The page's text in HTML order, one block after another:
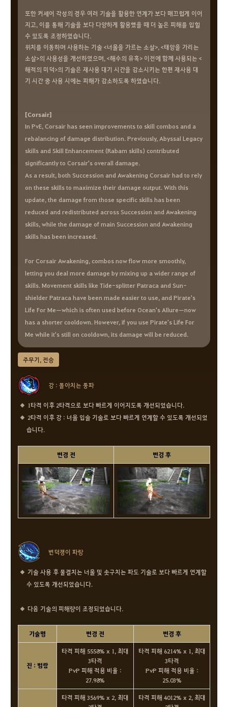
또한 커세어 각성의 경우 여러 기술을 활용한 연계가 보다 매끄럽게 이어
지고, 이를 통해 기술을 보다 다양하게 활용했을 때 더 높은 피해를 입힐
수 있도록 조정하였습니다.
위치를 이동하며 사용하는 기술 <너울을 가르는 소살>, <태앙을 가리는
소살>의 사용성을 개선하였으며, <해수의 유혹> 이전에 함께 사용되는 <
해적의 미덕>의 기술은 재사용 대기 시간을 감소시키는 한편 재사용 대
기 시간 중 사용 시에는 피해가 감소하도록 하였습니다.
[Corsair]
In PvE, Corsair has seen improvements to skill combos and a
rebalancing of damage distribution. Previously, Abyssal Legacy
skills and Skill Enhancement (Rabam skills) contributed
significantly to Corsair's overall damage.
As a result, both Succession and Awakening Corsair had to rely
on these skills to maximize their damage output. With this
update, the damage from those specific skills has been
reduced and redistributed across Succession and Awakening
skills, while the damage of main Succession and Awakening
skills has been increased.
For Corsair Awakening, combos now flow more smoothly,
letting you deal more damage by mixing up a wider range of
skills. Movement skills like Tide-splitter Patraca and Sun-
shielder Patraca have been made easier to use, and Pirate's
Life For Me—which is often used before Ocean's Allure—now
has a shorter cooldown. However, if you use Pirate's Life For
Me while it's still on cooldown, its damage will be reduced.
주무기, 전승
강 : 몰아치는 풍파
1타격 이후 2타격으로 보다 빠르게 이어지도록 개선되었습니다.
2타격 이후 강 : 너울 입술 기술로 보다 빠르게 연계할 수 있도록 개선되었
습니다.
변경 전 변겅 후
변덕쟁이 파랑
기술 사용 후 물결치는 너울 및 솟구치는 파도 기술로 보다 빠르게 연계할
수 있도록 개선되었습니다.
다음 기술의 피해량이 조정되었습니다.
기술명 변경 전 변경 후
진 : 범람
타격 피해 5558% x 1, 최대
3타격
PvP 피해 적용 비율 :
27.98%
타격 피해 6214% x 1, 최대
3타격
PvP 피해 적용 비율 :
25.03%
타격 피해 3569% x 2, 최대
타격 피해 4012% x 2, 최대